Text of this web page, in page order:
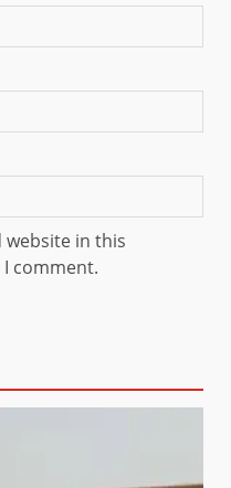
website in this
comment.